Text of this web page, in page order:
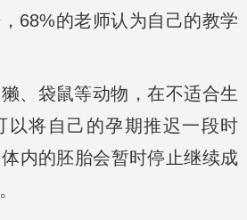
68%的老师认为自己的教学
、袋鼠等动物，在不适合生
以将自己的孕期推迟一段时
内的胚胎会暂时停止继续成